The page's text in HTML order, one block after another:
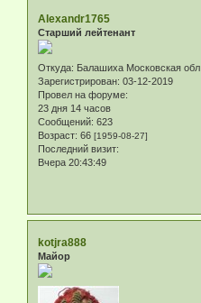
Alexandr1765
Старший лейтенант
Откуда: Балашиха Московская обл
Зарегистрирован: 03-12-2019
Провел на форуме:
23 дня 14 часов
Сообщений: 623
Возраст: 66 [1959-08-27]
Последний визит:
Вчера 20:43:49
kotjra888
Майор